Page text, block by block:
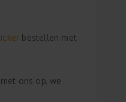
bestellen met
met ons op, we